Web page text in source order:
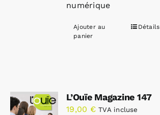
numérique
Ajouter au
panier
Détails
L’Ouïe Magazine 147
19,00 € TVA incluse